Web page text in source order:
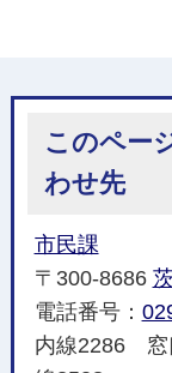
このペー
わせ先
市民課
〒300-8686
電話番号：
内線2286